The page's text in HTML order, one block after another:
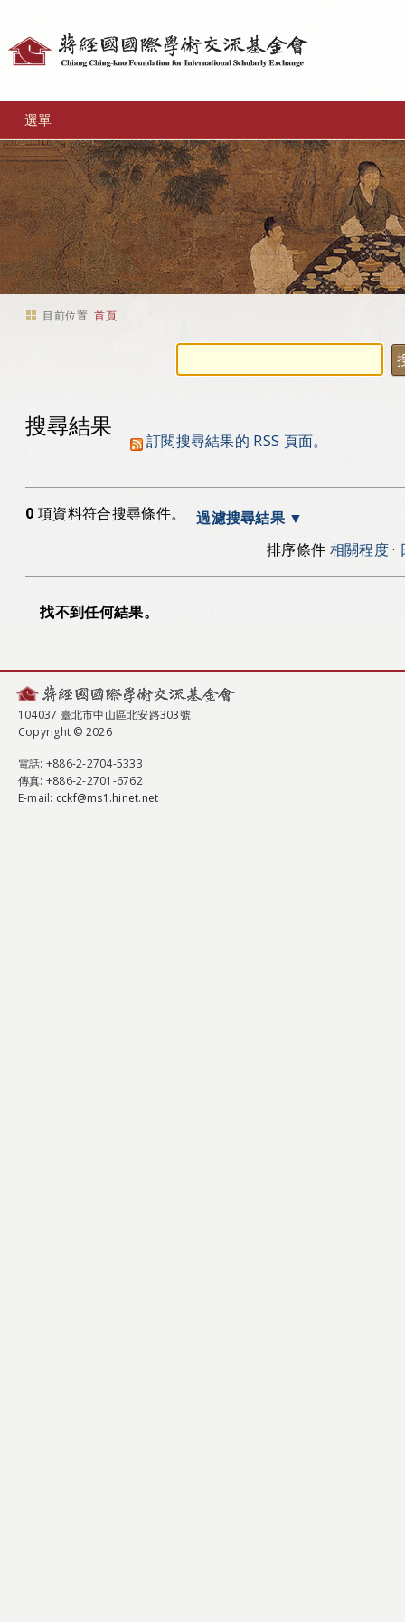
選單
目前位置: 首頁
搜尋結果
訂閱搜尋結果的 RSS 頁面。
0 項資料符合搜尋條件。
過濾搜尋結果
排序條件 相關程度·
找不到任何結果。
104037 臺北市中山區北安路303號
Copyright © 2026
電話: +886-2-2704-5333
傳真: +886-2-2701-6762
E-mail: cckf@ms1.hinet.net